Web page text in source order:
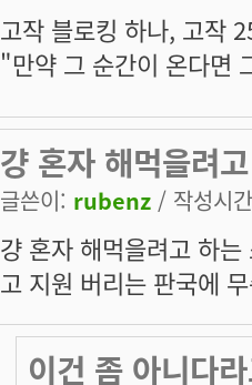
고작 블로킹 하나, 고작
"만약 그 순간이 온다면
걍 혼자 해먹을려
글쓴이: rubenz / 작성시
걍 혼자 해먹을려고 하
고 지원 버리는 판국에
이건 좀 아니다